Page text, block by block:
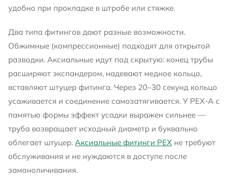
удобно при прокладке в штробе или стяжке.
Два типа фитингов дают разные возможности.
Обжимные (компрессионные) подходят для открытой
разводки. Аксиальные идут под скрытую: конец трубы
расширяют экспандером, надевают медное кольцо,
вставляют штуцер фитинга. Через 20–30 секунд кольцо
усаживается и соединение самозатягивается. У PEX-A с
памятью формы эффект усадки выражен сильнее —
труба возвращает исходный диаметр и буквально
облегает штуцер. Аксиальные фитинги PEX не требуют
обслуживания и не нуждаются в доступе после
замоноличивания.